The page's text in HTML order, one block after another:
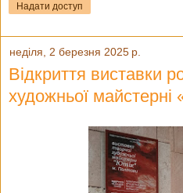
Надати доступ
неділя, 2 березня 2025 р.
Відкриття виставки
художньої майстерні